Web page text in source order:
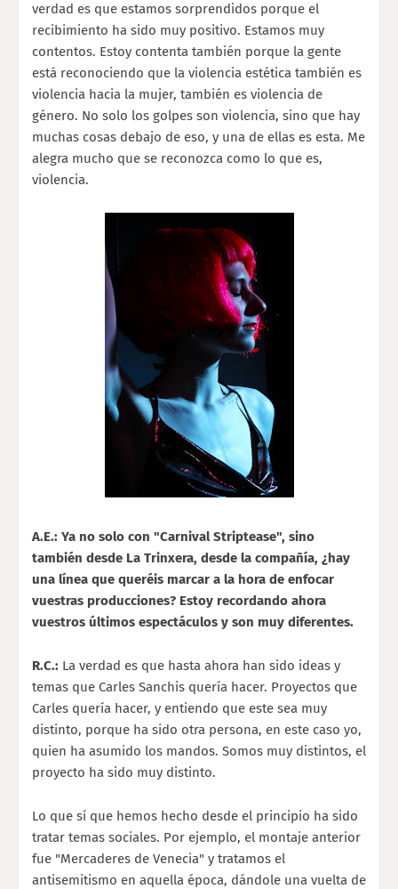
verdad es que estamos sorprendidos porque el
recibimiento ha sido muy positivo. Estamos muy
contentos. Estoy contenta también porque la gente
está reconociendo que la violencia estética también es
violencia hacia la mujer, también es violencia de
género. No solo los golpes son violencia, sino que hay
muchas cosas debajo de eso, y una de ellas es esta. Me
alegra mucho que se reconozca como lo que es,
violencia.
A.E.: Ya no solo con "Carnival Striptease", sino
también desde La Trinxera, desde la compañía, ¿hay
una línea que queréis marcar a la hora de enfocar
vuestras producciones? Estoy recordando ahora
vuestros últimos espectáculos y son muy diferentes.
R.C.: La verdad es que hasta ahora han sido ideas y
temas que Carles Sanchis quería hacer. Proyectos que
Carles quería hacer, y entiendo que este sea muy
distinto, porque ha sido otra persona, en este caso yo,
quien ha asumido los mandos. Somos muy distintos, el
proyecto ha sido muy distinto.
Lo que sí que hemos hecho desde el principio ha sido
tratar temas sociales. Por ejemplo, el montaje anterior
fue "Mercaderes de Venecia" y tratamos el
antisemitismo en aquella época, dándole una vuelta de